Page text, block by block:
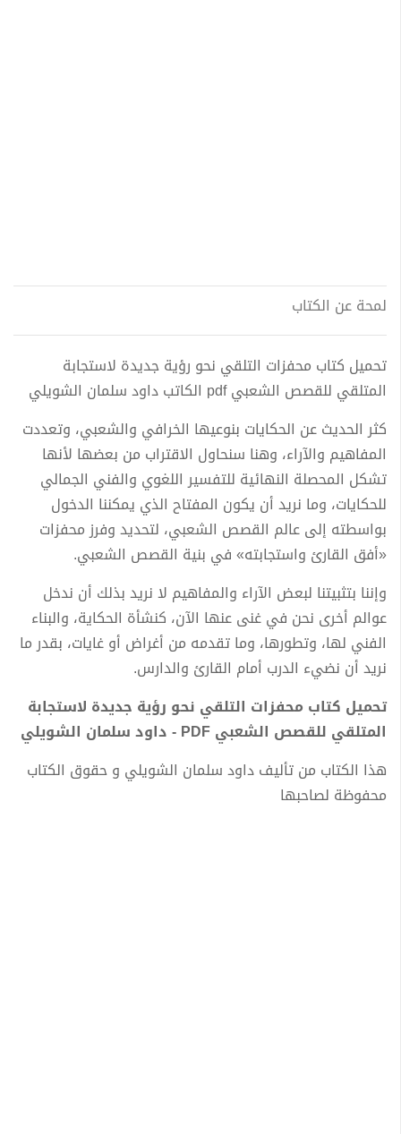
لمحة عن الكتاب
تحميل كتاب محفزات التلقي نحو رؤية جديدة لاستجابة
المتلقي للقصص الشعبي pdf الكاتب داود سلمان الشويلي
كثر الحديث عن الحكايات بنوعيها الخرافي والشعبي، وتعددت
المفاهيم والآراء، وهنا سنحاول الاقتراب من بعضها لأنها
تشكل المحصلة النهائية للتفسير اللغوي والفني الجمالي
للحكايات، وما نريد أن يكون المفتاح الذي يمكننا الدخول
بواسطته إلى عالم القصص الشعبي، لتحديد وفرز محفزات
«أفق القارئ واستجابته» في بنية القصص الشعبي.
وإننا بتثبيتنا لبعض الآراء والمفاهيم لا نريد بذلك أن ندخل
عوالم أخرى نحن في غنى عنها الآن، كنشأة الحكاية، والبناء
الفني لها، وتطورها، وما تقدمه من أغراض أو غايات، بقدر ما
نريد أن نضيء الدرب أمام القارئ والدارس.
تحميل كتاب محفزات التلقي نحو رؤية جديدة لاستجابة
المتلقي للقصص الشعبي PDF - داود سلمان الشويلي
هذا الكتاب من تأليف داود سلمان الشويلي و حقوق الكتاب
محفوظة لصاحبها